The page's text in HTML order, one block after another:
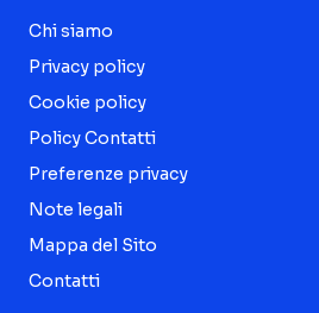
Chi siamo
Privacy policy
Cookie policy
Policy Contatti
Preferenze privacy
Note legali
Mappa del Sito
Contatti